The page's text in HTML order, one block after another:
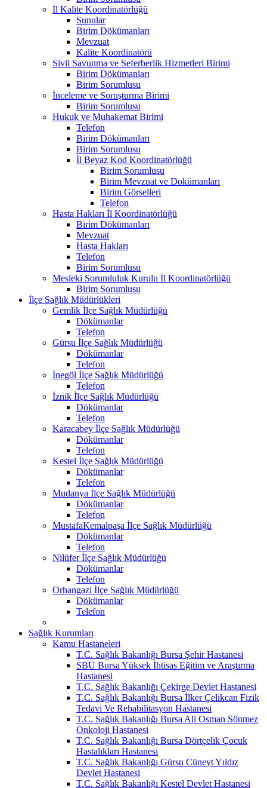
İl Kalite Koordinatörlüğü
Sunular
Birim Dökümanları
Mevzuat
Kalite Koordinatörü
Sivil Savunma ve Seferberlik Hizmetleri Birimi
Birim Dökümanları
Birim Sorumlusu
İnceleme ve Soruşturma Birimi
Birim Sorumlusu
Hukuk ve Muhakemat Birimi
Telefon
Birim Dökümanları
Birim Sorumlusu
İl Beyaz Kod Koordinatörlüğü
Birim Sorumlusu
Birim Mevzuat ve Dokümanları
Birim Görselleri
Telefon
Hasta Hakları İl Koordinatörlüğü
Birim Dökümanları
Mevzuat
Hasta Hakları
Telefon
Birim Sorumlusu
Mesleki Sorumluluk Kurulu İl Koordinatörlüğü
Birim Sorumlusu
İlçe Sağlık Müdürlükleri
Gemlik İlçe Sağlık Müdürlüğü
Dökümanlar
Telefon
Gürsu İlçe Sağlık Müdürlüğü
Dökümanlar
Telefon
İnegöl İlçe Sağlık Müdürlüğü
Telefon
İznik İlçe Sağlık Müdürlüğü
Dökümanlar
Telefon
Karacabey İlçe Sağlık Müdürlüğü
Dökümanlar
Telefon
Kestel İlçe Sağlık Müdürlüğü
Dökümanlar
Telefon
Mudanya İlçe Sağlık Müdürlüğü
Dökümanlar
Telefon
MustafaKemalpaşa İlçe Sağlık Müdürlüğü
Dökümanlar
Telefon
Nilüfer İlçe Sağlık Müdürlüğü
Dökümanlar
Telefon
Orhangazi İlçe Sağlık Müdürlüğü
Dökümanlar
Telefon
Sağlık Kurumları
Kamu Hastaneleri
T.C. Sağlık Bakanlığı Bursa Şehir Hastanesi
SBÜ Bursa Yüksek İhtisas Eğitim ve Araştırma
Hastanesi
T.C. Sağlık Bakanlığı Çekirge Devlet Hastanesi
T.C. Sağlık Bakanlığı Bursa İlker Çelikcan Fizik
Tedavi Ve Rehabilitasyon Hastanesi
T.C. Sağlık Bakanlığı Bursa Ali Osman Sönmez
Onkoloji Hastanesi
T.C. Sağlık Bakanlığı Bursa Dörtçelik Çocuk
Hastalıkları Hastanesi
T.C. Sağlık Bakanlığı Gürsu Cüneyt Yıldız
Devlet Hastanesi
T.C. Sağlık Bakanlığı Kestel Devlet Hastanesi